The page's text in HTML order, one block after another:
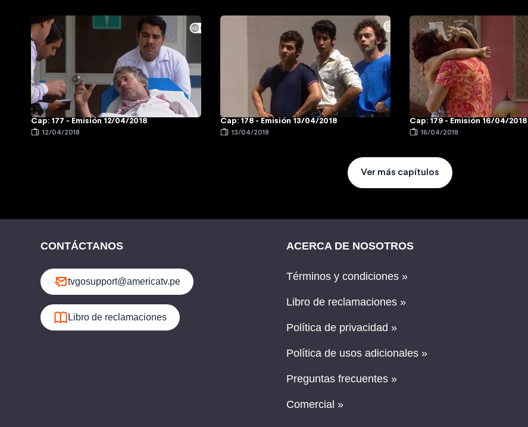
Cap: 177 - Emisión 12/04/2018
12/04/2018
Cap: 178 - Emisión 13/04/2018
13/04/2018
Cap: 179 - Emisión 16/04/2018
16/04/2018
Ver más capítulos
CONTÁCTANOS
tvgosupport@americatv.pe
Libro de reclamaciones
ACERCA DE NOSOTROS
Términos y condiciones »
Libro de reclamaciones »
Política de privacidad »
Política de usos adicionales »
Preguntas frecuentes »
Comercial »